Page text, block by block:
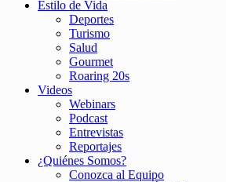
Estilo de Vida
Deportes
Turismo
Salud
Gourmet
Roaring 20s
Videos
Webinars
Podcast
Entrevistas
Reportajes
¿Quiénes Somos?
Conozca al Equipo